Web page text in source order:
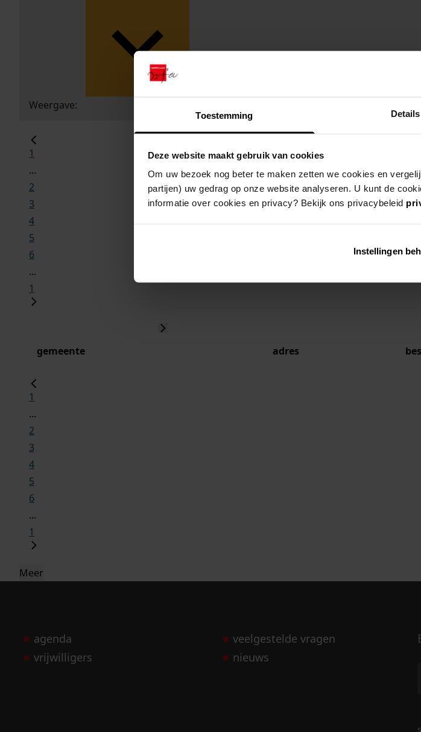
Toestemming Details
Deze website maakt gebruik van cookies
Om uw bezoek nog beter te maken zetten we cookies en
partijen) uw gedrag op onze website analyseren. U kunt de
informatie over cookies en privacy? Bekijk ons privacybeleid
Instellingen
Weergave:
1
...
2
3
4
5
6
...
1
gemeente adres
1
...
2
3
4
5
6
...
1
Meer
agenda
vrijwilligers
veelgestelde vragen
nieuws